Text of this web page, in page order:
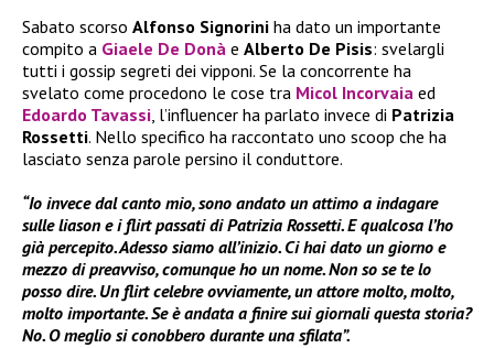
Sabato scorso Alfonso Signorini ha dato un importante
compito a Giaele De Donà e Alberto De Pisis: svelargli
tutti i gossip segreti dei vipponi. Se la concorrente ha
svelato come procedono le cose tra Micol Incorvaia ed
Edoardo Tavassi, l’influencer ha parlato invece di Patrizia
Rossetti. Nello specifico ha raccontato uno scoop che ha
lasciato senza parole persino il conduttore.
“Io invece dal canto mio, sono andato un attimo a indagare
sulle liason e i flirt passati di Patrizia Rossetti. E qualcosa l’ho
già percepito. Adesso siamo all’inizio. Ci hai dato un giorno e
mezzo di preavviso, comunque ho un nome. Non so se te lo
posso dire. Un flirt celebre ovviamente, un attore molto, molto,
molto importante. Se è andata a finire sui giornali questa storia?
No. O meglio si conobbero durante una sfilata”.